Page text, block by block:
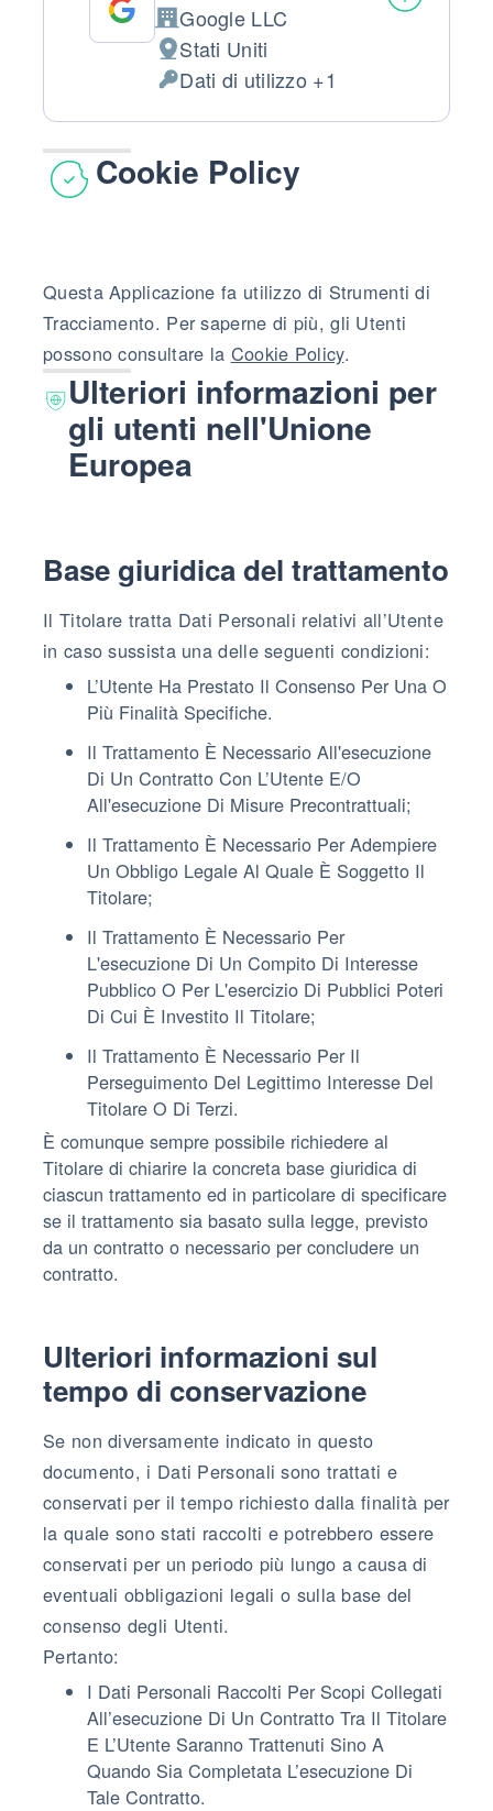
Azienda:
Google LLC
Luogo del trattamento:
Stati Uniti
Dati Personali trattati:
Dati di utilizzo +1
Cookie Policy
Questa Applicazione fa utilizzo di Strumenti di
Tracciamento. Per saperne di più, gli Utenti
possono consultare la Cookie Policy.
Ulteriori informazioni per
gli utenti nell'Unione
Europea
Base giuridica del trattamento
Il Titolare tratta Dati Personali relativi all’Utente
in caso sussista una delle seguenti condizioni:
L’Utente Ha Prestato Il Consenso Per Una O
Più Finalità Specifiche.
Il Trattamento È Necessario All'esecuzione
Di Un Contratto Con L’Utente E/o
All'esecuzione Di Misure Precontrattuali;
Il Trattamento È Necessario Per Adempiere
Un Obbligo Legale Al Quale È Soggetto Il
Titolare;
Il Trattamento È Necessario Per
L'esecuzione Di Un Compito Di Interesse
Pubblico O Per L'esercizio Di Pubblici Poteri
Di Cui È Investito Il Titolare;
Il Trattamento È Necessario Per Il
Perseguimento Del Legittimo Interesse Del
Titolare O Di Terzi.
È comunque sempre possibile richiedere al
Titolare di chiarire la concreta base giuridica di
ciascun trattamento ed in particolare di specificare
se il trattamento sia basato sulla legge, previsto
da un contratto o necessario per concludere un
contratto.
Ulteriori informazioni sul
tempo di conservazione
Se non diversamente indicato in questo
documento, i Dati Personali sono trattati e
conservati per il tempo richiesto dalla finalità per
la quale sono stati raccolti e potrebbero essere
conservati per un periodo più lungo a causa di
eventuali obbligazioni legali o sulla base del
consenso degli Utenti.
Pertanto:
I Dati Personali Raccolti Per Scopi Collegati
All’esecuzione Di Un Contratto Tra Il Titolare
E L’Utente Saranno Trattenuti Sino A
Quando Sia Completata L’esecuzione Di
Tale Contratto.